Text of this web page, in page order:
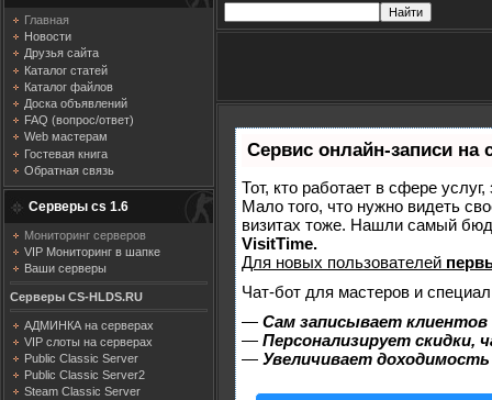
Главная
Новости
Друзья сайта
Каталог статей
Каталог файлов
Доска объявлений
FAQ (вопрос/ответ)
Web мастерам
Гостевая книга
Обратная связь
Серверы cs 1.6
Мониторинг серверов
VIP Мониторинг в шапке
Ваши серверы
Серверы CS-HLDS.RU
АДМИНКА на серверах
VIP слоты на серверах
Public Classic Server
Public Classic Server2
Steam Classic Server
Сервис онлайн-записи на
Тот, кто работает в сфере
Мало того, что нужно видеть
визитах тоже. Нашли самый
VisitTime.
Для новых пользователей
Чат-бот для мастеров и
— Сам записывает
— Персонализирует скидки,
— Увеличивает